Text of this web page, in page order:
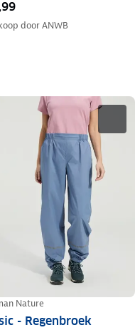
doorANWB
Nature
- Regenbroek